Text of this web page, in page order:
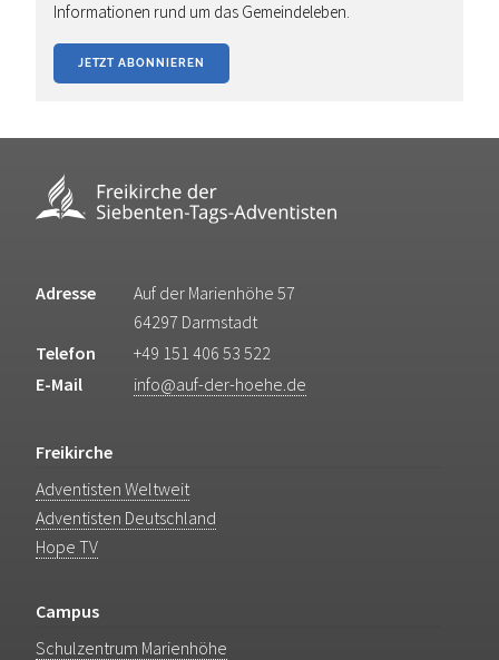
Informationen rund um das Gemeindeleben.
JETZT ABONNIEREN
Adresse
Auf der Marienhöhe 57
64297 Darmstadt
Telefon
+49 151 406 53 522
E-Mail
info@auf-der-hoehe.de
Freikirche
Adventisten Weltweit
Adventisten Deutschland
Hope TV
Campus
Schulzentrum Marienhöhe